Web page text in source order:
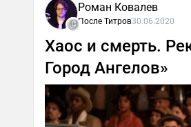
Роман Ковалев
После Титров30.06.2020
Хаос и смерть.
Город Ангелов»